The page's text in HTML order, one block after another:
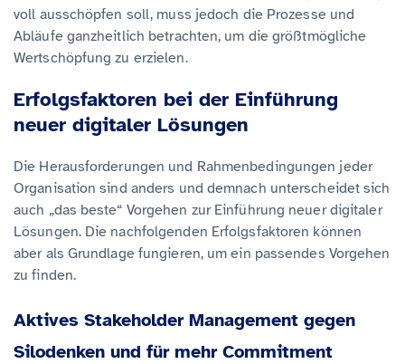
voll ausschöpfen soll, muss jedoch die Prozesse und
Abläufe ganzheitlich betrachten, um die größtmögliche
Wertschöpfung zu erzielen.
Erfolgsfaktoren bei der Einführung
neuer digitaler Lösungen
Die Herausforderungen und Rahmenbedingungen jeder
Organisation sind anders und demnach unterscheidet sich
auch „das beste“ Vorgehen zur Einführung neuer digitaler
Lösungen. Die nachfolgenden Erfolgsfaktoren können
aber als Grundlage fungieren, um ein passendes Vorgehen
zu finden.
Aktives Stakeholder Management gegen
Silodenken und für mehr Commitment